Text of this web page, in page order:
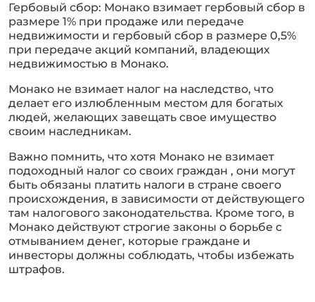
Гербовый сбор: Монако взимает гербовый сбор в
размере 1% при продаже или передаче
недвижимости и гербовый сбор в размере 0,5%
при передаче акций компаний, владеющих
недвижимостью в Монако.
Монако не взимает налог на наследство, что
делает его излюбленным местом для богатых
людей, желающих завещать свое имущество
своим наследникам.
Важно помнить, что хотя Монако не взимает
подоходный налог со своих граждан , они могут
быть обязаны платить налоги в стране своего
происхождения, в зависимости от действующего
там налогового законодательства. Кроме того, в
Монако действуют строгие законы о борьбе с
отмыванием денег, которые граждане и
инвесторы должны соблюдать, чтобы избежать
штрафов.